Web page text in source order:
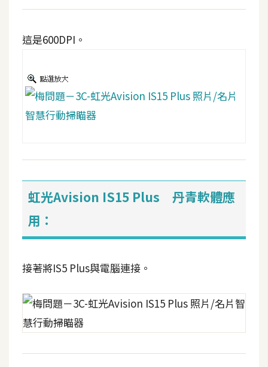
這是600DPI。
虹光Avision IS15 Plus 丹青軟體應
用：
接著將IS5 Plus與電腦連接。